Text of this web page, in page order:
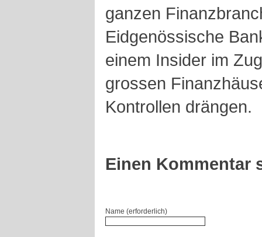
ganzen
Eidgenössische
einem Insider im
grossen
Kontrollen drängen.
Einen Kommentar
Name (erforderlich)